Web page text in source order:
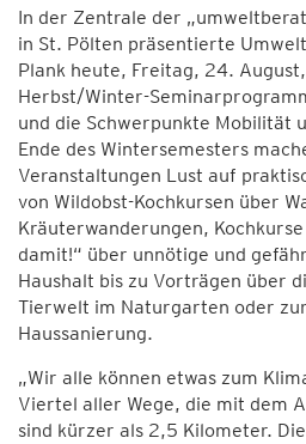
In der Zentrale der
in St. Pölten präsentierte
Plank heute, Freitag, 24.
Herbst/Winter-
und die Schwerpunkte Mobilität
Ende des Wintersemesters
Veranstaltungen Lust auf
von Wildobst-Kochkursen über
Kräuterwanderungen,
damit!“ über unnötige und
Haushalt bis zu Vorträgen über
Tierwelt im Naturgarten oder
Haussanierung.
„Wir alle können etwas zum
Viertel aller Wege, die mit dem
sind kürzer als 2,5 Kilometer.